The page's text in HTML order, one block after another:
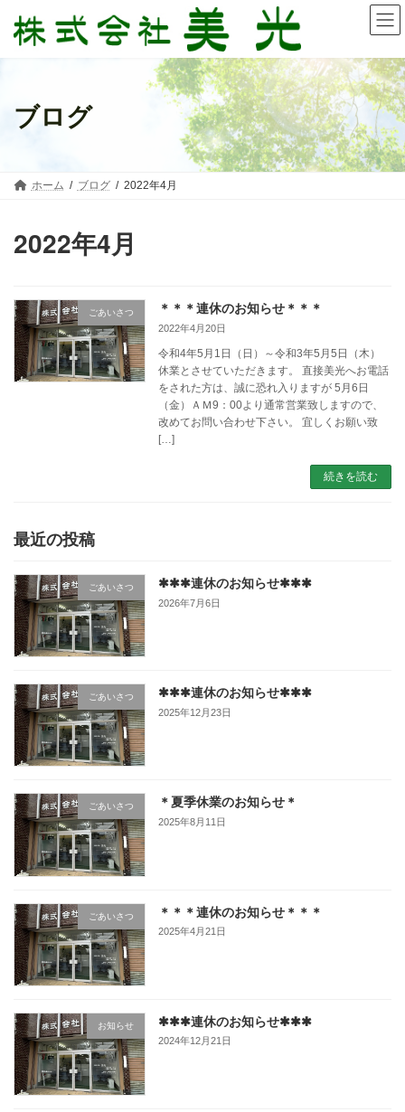
ン
ー
ブログ
ホーム ブログ 2022年4月
2022年4月
ごあいさつ ＊＊＊連休のお知らせ＊＊＊
2022年4月20日
令和4年5月1日（日）～令和3年5月5日（木）
休業とさせていただきます。 直接美光へお電話
をされた方は、誠に恐れ入りますが 5月6日
（金）ＡＭ9：00より通常営業致しますので、
改めてお問い合わせ下さい。 宜しくお願い致
[…]
続きを読む
最近の投稿
ごあいさつ ✱✱✱連休のお知らせ✱✱✱
2026年7月6日
ごあいさつ ✱✱✱連休のお知らせ✱✱✱
2025年12月23日
ごあいさつ ＊夏季休業のお知らせ＊
2025年8月11日
ごあいさつ ＊＊＊連休のお知らせ＊＊＊
2025年4月21日
お知らせ ✱✱✱連休のお知らせ✱✱✱
2024年12月21日